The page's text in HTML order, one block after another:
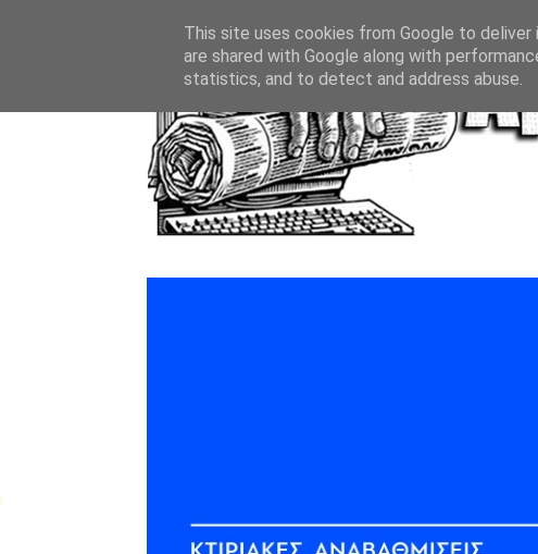
This site uses cookies from Google to
are shared with Google along with
statistics, and to detect and address abuse.